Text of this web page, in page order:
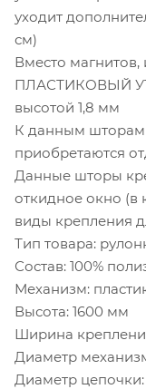
уходит
см)
Вместо магнитов,
ПЛАСТИКОВЫЙ
высотой 1,8 мм
К данным шторам
приобретаются
Данные шторы
откидное окно (в
виды крепления
Тип товара:
Состав: 100%
Механизм:
Высота: 1600 мм
Ширина
Диаметр
Диаметр